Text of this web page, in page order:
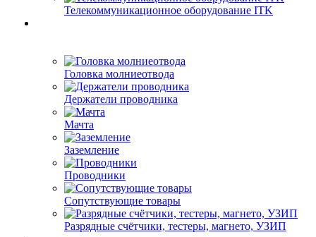
Телекоммуникационное оборудование ITK
Головка молниеотвода
Держатели проводника
Мачта
Заземление
Проводники
Сопутствующие товары
Разрядные счётчики, тестеры, магнето, УЗИП